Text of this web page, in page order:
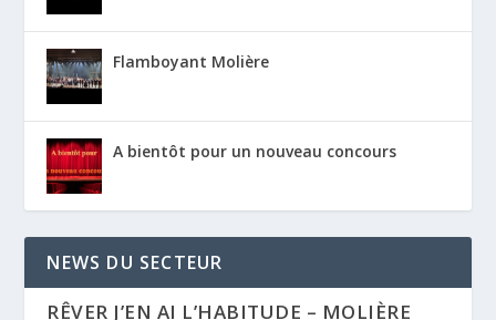
Flamboyant Molière
A bientôt pour un nouveau concours
NEWS DU SECTEUR
RÊVER J’EN AI L’HABITUDE – MOLIÈRE